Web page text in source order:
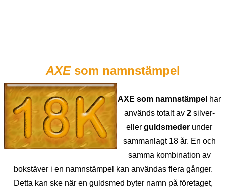
AXEsom namnstämpel
AXE som namnstämpel har
används totalt av 2silver-
eller guldsmeder under
sammanlagt 18 år. En och
samma kombination av
bokstäver i en namnstämpel kan användas flera gånger.
Detta kan ske när en guldsmed byter namn på företaget,